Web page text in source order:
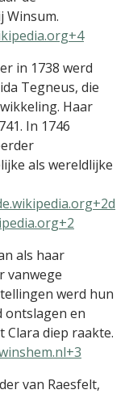
Winsum.
in 1738 werd
Tegneus, die
Haar
In 1746
als wereldlijke
d
als haar
vanwege
werd hun
ontslagen en
Clara diep raakte.
van Raesfelt,